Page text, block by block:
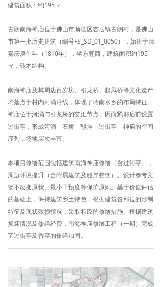
建筑面积：约195㎡
古朗南海神庙位于佛山市顺德区杏坛镇古朗村，是佛山
市第一批历史建筑（编号FS_SD_01_0050），始建于清
嘉庆庚午年（1810年），坐东朝西，建筑面积约195
㎡，砖木结构。
南海神庙及其周边百岁坊、引龙桥、起凤桥等文化遗产
均落点于村内河涌沿线，体现了岭南水乡的布局特征。
神庙位于河涌与引龙桥的交汇节点，因而紧邻庙前设置
过街亭，形成河涌—石桥—驳岸—过街亭—神庙的空间
序列，场地层次丰富。
本项目修缮范围包括建筑南海神庙修缮（含过街亭），
周边环境提升（含附属建筑及驳岸整饬）。设计参考文
物不改变原状、最小干预度等保护原则。基于价值评估
的基础上，保持建筑乡土特色，根据建筑各部位的形制
特征及现状残损情况，采取相应的修缮措施。根据建筑
损坏情况及修缮经费，南海神庙修缮工程（一期）完成
了过街亭及香亭的修缮加固。